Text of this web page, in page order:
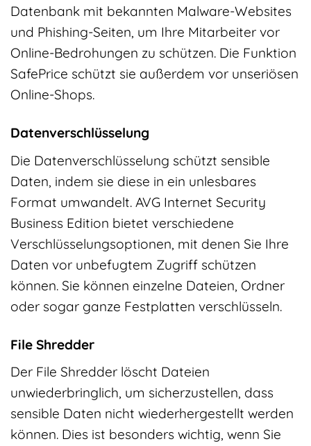
Datenbank mit bekannten Malware-Websites
und Phishing-Seiten, um Ihre Mitarbeiter vor
Online-Bedrohungen zu schützen. Die Funktion
SafePrice schützt sie außerdem vor unseriösen
Online-Shops.
Datenverschlüsselung
Die Datenverschlüsselung schützt sensible
Daten, indem sie diese in ein unlesbares
Format umwandelt. AVG Internet Security
Business Edition bietet verschiedene
Verschlüsselungsoptionen, mit denen Sie Ihre
Daten vor unbefugtem Zugriff schützen
können. Sie können einzelne Dateien, Ordner
oder sogar ganze Festplatten verschlüsseln.
File Shredder
Der File Shredder löscht Dateien
unwiederbringlich, um sicherzustellen, dass
sensible Daten nicht wiederhergestellt werden
können. Dies ist besonders wichtig, wenn Sie